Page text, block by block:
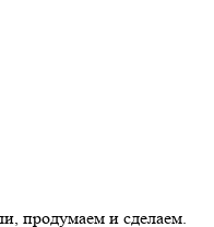
продумаем и сделаем.